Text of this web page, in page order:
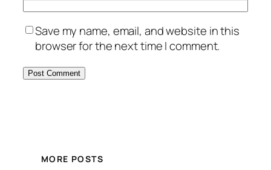
Save my name, email, and website in this
browser for the next time I comment.
MORE POSTS